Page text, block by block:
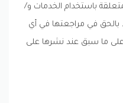
باستخدام الخدمات و/
بالحق في مراجعتها في أي
على ما سبق عند نشرها على